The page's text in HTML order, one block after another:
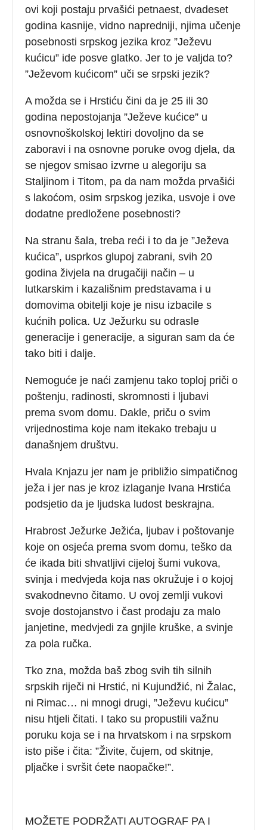
ovi koji postaju prvašići petnaest, dvadeset
godina kasnije, vidno napredniji, njima učenje
posebnosti srpskog jezika kroz ”Ježevu
kućicu” ide posve glatko. Jer to je valjda to?
”Ježevom kućicom” uči se srpski jezik?
A možda se i Hrstiću čini da je 25 ili 30
godina nepostojanja ”Ježeve kućice” u
osnovnoškolskoj lektiri dovoljno da se
zaboravi i na osnovne poruke ovog djela, da
se njegov smisao izvrne u alegoriju sa
Staljinom i Titom, pa da nam možda prvašići
s lakoćom, osim srpskog jezika, usvoje i ove
dodatne predložene posebnosti?
Na stranu šala, treba reći i to da je ”Ježeva
kućica”, usprkos glupoj zabrani, svih 20
godina živjela na drugačiji način – u
lutkarskim i kazališnim predstavama i u
domovima obitelji koje je nisu izbacile s
kućnih polica. Uz Ježurku su odrasle
generacije i generacije, a siguran sam da će
tako biti i dalje.
Nemoguće je naći zamjenu tako toploj priči o
poštenju, radinosti, skromnosti i ljubavi
prema svom domu. Dakle, priču o svim
vrijednostima koje nam itekako trebaju u
današnjem društvu.
Hvala Knjazu jer nam je približio simpatičnog
ježa i jer nas je kroz izlaganje Ivana Hrstića
podsjetio da je ljudska ludost beskrajna.
Hrabrost Ježurke Ježića, ljubav i poštovanje
koje on osjeća prema svom domu, teško da
će ikada biti shvatljivi cijeloj šumi vukova,
svinja i medvjeda koja nas okružuje i o kojoj
svakodnevno čitamo. U ovoj zemlji vukovi
svoje dostojanstvo i čast prodaju za malo
janjetine, medvjedi za gnjile kruške, a svinje
za pola ručka.
Tko zna, možda baš zbog svih tih silnih
srpskih riječi ni Hrstić, ni Kujundžić, ni Žalac,
ni Rimac… ni mnogi drugi, ”Ježevu kućicu”
nisu htjeli čitati. I tako su propustili važnu
poruku koja se i na hrvatskom i na srpskom
isto piše i čita: ”Živite, čujem, od skitnje,
pljačke i svršit ćete naopačke!”.
MOŽETE PODRŽATI AUTOGRAF PA I